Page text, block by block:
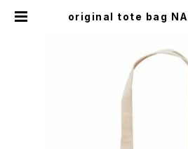
original tote bag NATURAL | 2